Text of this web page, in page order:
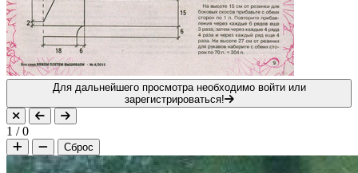
Для дальнейшего просмотра необходимо войти или
зарегистрироваться!
1 /0
Сброс